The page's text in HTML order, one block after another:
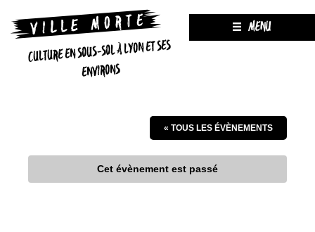
CULTURE EN SOUS-SOL À LYON ET SES
ENVIRONS
MENU
« TOUS LES ÉVÈNEMENTS
Cet évènement est passé